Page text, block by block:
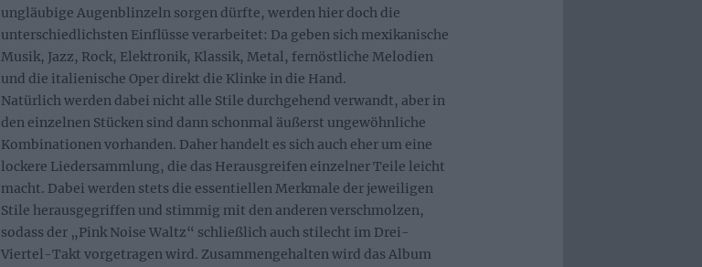
ungläubige Augenblinzeln sorgen dürfte, werden hier doch die
unterschiedlichsten Einflüsse verarbeitet: Da geben sich mexikanische
Musik, Jazz, Rock, Elektronik, Klassik, Metal, fernöstliche Melodien
und die italienische Oper direkt die Klinke in die Hand.
Natürlich werden dabei nicht alle Stile durchgehend verwandt, aber in
den einzelnen Stücken sind dann schonmal äußerst ungewöhnliche
Kombinationen vorhanden. Daher handelt es sich auch eher um eine
lockere Liedersammlung, die das Herausgreifen einzelner Teile leicht
macht. Dabei werden stets die essentiellen Merkmale der jeweiligen
Stile herausgegriffen und stimmig mit den anderen verschmolzen,
sodass der „Pink Noise Waltz“ schließlich auch stilecht im Drei-
Viertel-Takt vorgetragen wird. Zusammengehalten wird das Album